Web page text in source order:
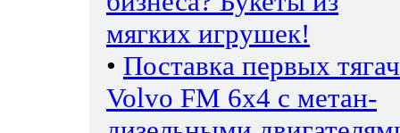
мягких игрушек!
• Поставка первых
Volvo FM 6х4 с метан-